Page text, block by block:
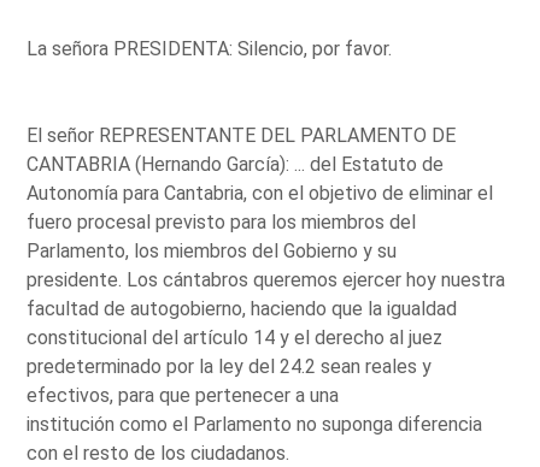
La señora PRESIDENTA: Silencio, por favor.
El señor REPRESENTANTE DEL PARLAMENTO DE
CANTABRIA (Hernando García): ... del Estatuto de
Autonomía para Cantabria, con el objetivo de eliminar el
fuero procesal previsto para los miembros del
Parlamento, los miembros del Gobierno y su
presidente. Los cántabros queremos ejercer hoy nuestra
facultad de autogobierno, haciendo que la igualdad
constitucional del artículo 14 y el derecho al juez
predeterminado por la ley del 24.2 sean reales y
efectivos, para que pertenecer a una
institución como el Parlamento no suponga diferencia
con el resto de los ciudadanos.